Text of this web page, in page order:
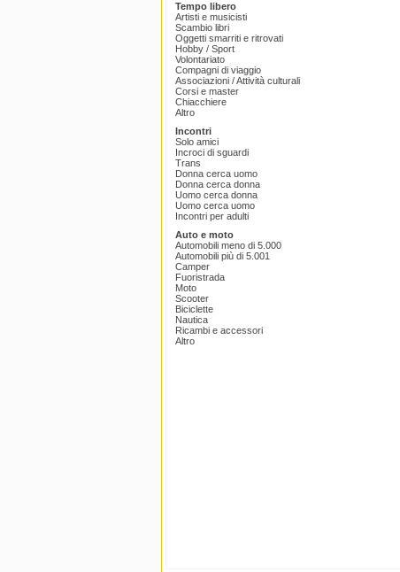
Tempo libero
Artisti e musicisti
Scambio libri
Oggetti smarriti e ritrovati
Hobby / Sport
Volontariato
Compagni di viaggio
Associazioni / Attività culturali
Corsi e master
Chiacchiere
Altro
Incontri
Solo amici
Incroci di sguardi
Trans
Donna cerca uomo
Donna cerca donna
Uomo cerca donna
Uomo cerca uomo
Incontri per adulti
Auto e moto
Automobili meno di 5.000
Automobili più di 5.001
Camper
Fuoristrada
Moto
Scooter
Biciclette
Nautica
Ricambi e accessori
Altro